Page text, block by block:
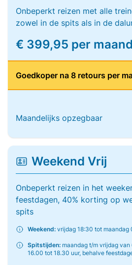
Onbeperkt reizen met alle
zowel in de spits als in de
€ 399,95 per maand
Goedkoper na 8 retours per
Maandelijks opzegbaar
Weekend Vrij
Onbeperkt reizen in het
feestdagen, 40% korting op
spits
Weekend: vrijdag 18:30 tot maandag
Spitstijden: maandag t/m vrijdag
16.00 tot 18.30 uur, behalve